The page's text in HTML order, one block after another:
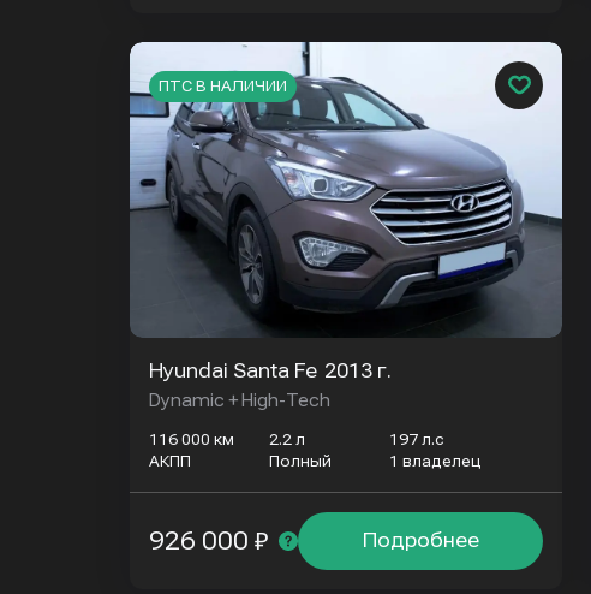
ПТС В НАЛИЧИИ
Hyundai Santa Fe 2013 г.
Dynamic + High-Tech
116 000 км 2.2 л
197 л.с
АКПП
Полный 1 владелец
Подробнее
926 000 ₽